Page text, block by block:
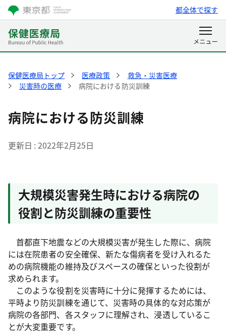
都全体で探す
保健医療局トップ 医療政策
救急・災害医療
災害時の医療
病院における防災訓練
病院における防災訓練
更新日 2022年2月25日
大規模災害発生時における病院の
役割と防災訓練の重要性
首都直下地震などの大規模災害が発生した際に、病院
には在院患者の安全確保、新たな傷病者を受け入れるた
めの病院機能の維持及びスペースの確保といった役割が
求められます。
このような役割を災害時に十分に発揮するためには、
平時より防災訓練を通じて、災害時の具体的な対応策が
病院の各部門、各スタッフに理解され、浸透しているこ
とが大変重要です。